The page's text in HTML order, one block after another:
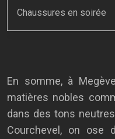
Chaussures en soirée
En somme, à
matières nobles
dans des tons
Courchevel, on ose